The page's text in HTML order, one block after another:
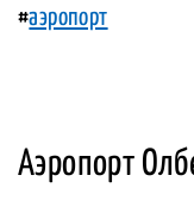
#аэропорт
Аэропорт